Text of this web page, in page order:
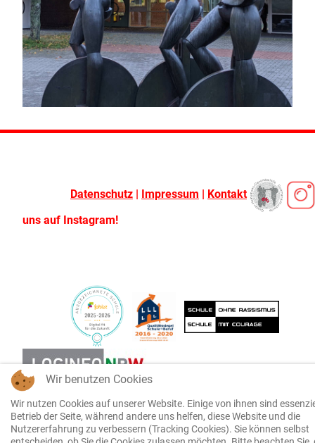
Datenschutz Impressum
Kontakt
uns auf Instagram!
Wir benutzen Cookies
Wir nutzen Cookies auf unserer Website. Einige von ihnen sind
Betrieb der Seite, während andere uns helfen, diese Website und die
Nutzererfahrung zu verbessern (Tracking Cookies). Sie können selbst